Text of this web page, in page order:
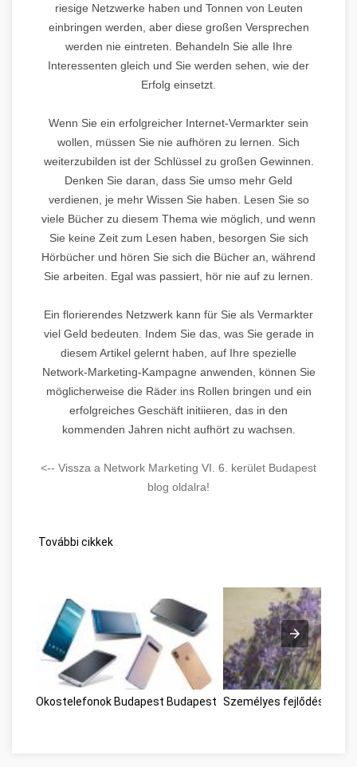
riesige Netzwerke haben und Tonnen von Leuten
einbringen werden, aber diese großen Versprechen
werden nie eintreten. Behandeln Sie alle Ihre
Interessenten gleich und Sie werden sehen, wie der
Erfolg einsetzt.
Wenn Sie ein erfolgreicher Internet-Vermarkter sein
wollen, müssen Sie nie aufhören zu lernen. Sich
weiterzubilden ist der Schlüssel zu großen Gewinnen.
Denken Sie daran, dass Sie umso mehr Geld
verdienen, je mehr Wissen Sie haben. Lesen Sie so
viele Bücher zu diesem Thema wie möglich, und wenn
Sie keine Zeit zum Lesen haben, besorgen Sie sich
Hörbücher und hören Sie sich die Bücher an, während
Sie arbeiten. Egal was passiert, hör nie auf zu lernen.
Ein florierendes Netzwerk kann für Sie als Vermarkter
viel Geld bedeuten. Indem Sie das, was Sie gerade in
diesem Artikel gelernt haben, auf Ihre spezielle
Network-Marketing-Kampagne anwenden, können Sie
möglicherweise die Räder ins Rollen bringen und ein
erfolgreiches Geschäft initiieren, das in den
kommenden Jahren nicht aufhört zu wachsen.
<-- Vissza a Network Marketing VI. 6. kerület Budapest
blog oldalra!
További cikkek
Okostelefonok Budapest Budapest Személyes fejlődési